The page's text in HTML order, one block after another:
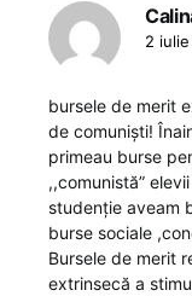
2
bursele de merit
de comuniști!
primeau burse
,,comunistă”
studenție aveam
burse sociale
Bursele de merit
extrinsecă a